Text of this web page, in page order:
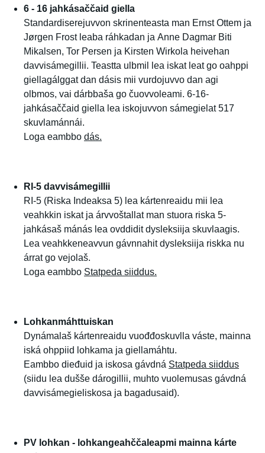
6 - 16 jahkásaččaid giella
Standardiserejuvvon skrinenteasta man Ernst Ottem ja
Jørgen Frost leaba ráhkadan ja Anne Dagmar Biti
Mikalsen, Tor Persen ja Kirsten Wirkola heivehan
davvisámegillii. Teastta ulbmil lea iskat leat go oahppi
giellagálggat dan dásis mii vurdojuvvo dan agi
olbmos, vai dárbbaša go čuovvoleami. 6-16-
jahkásaččaid giella lea iskojuvvon sámegielat 517
skuvlamánnái.
Loga eambbo dás.
RI-5 davvisámegillii
RI-5 (Riska Indeaksa 5) lea kártenreaidu mii lea
veahkkin iskat ja árvvoštallat man stuora riska 5-
jahkásaš mánás lea ovddidit dysleksiija skuvlaagis.
Lea veahkkeneavvun gávnnahit dysleksiija riskka nu
árrat go vejolaš.
Loga eambbo Statpeda siiddus.
Lohkanmáhttuiskan
Dynámalaš kártenreaidu vuođđoskuvlla váste, mainna
iská ohppiid lohkama ja giellamáhtu.
Eambbo dieđuid ja iskosa gávdná Statpeda siiddus
(siidu lea dušše dárogillii, muhto vuolemusas gávdná
davvisámegieliskosa ja bagadusaid).
PV lohkan - lohkangeahččaleapmi mainna kárte